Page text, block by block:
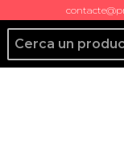
Producto de Aquí